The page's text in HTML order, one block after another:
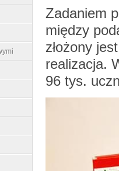
Zadaniem
między
złożony
realizacja.
96 tys.